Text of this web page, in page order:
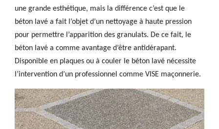
une grande esthétique, mais la différence c’est que le
béton lavé a fait l’objet d’un nettoyage à haute pression
pour permettre l’apparition des granulats. De ce fait, le
béton lavé a comme avantage d’être antidérapant.
Disponible en plaques ou à couler le béton lavé nécessite
l’intervention d’un professionnel comme VISE maçonnerie.